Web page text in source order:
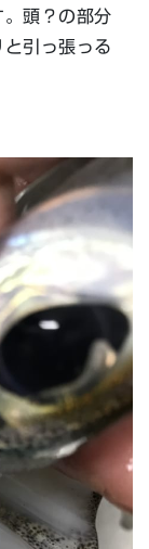
頭？の部分
と引っ張っる